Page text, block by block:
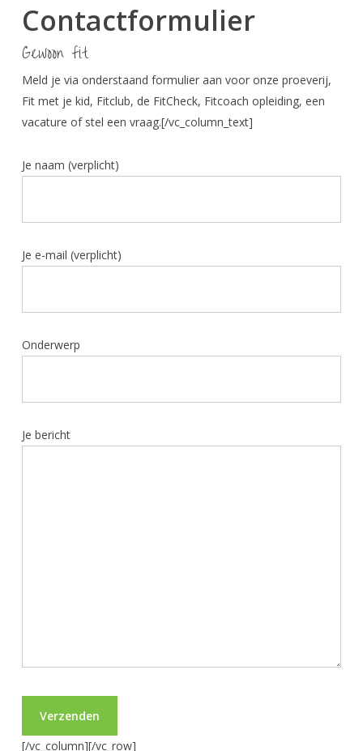
Contactformulier
Gewoon fit
Meld je via onderstaand formulier aan voor onze proeverij,
Fit met je kid, Fitclub, de FitCheck, Fitcoach opleiding, een
vacature of stel een vraag.[/vc_column_text]
Je naam (verplicht)
Je e-mail (verplicht)
Onderwerp
Je bericht
[/vc_column][/vc_row]